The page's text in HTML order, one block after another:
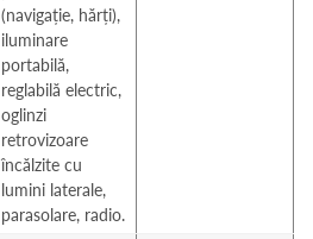
(navigație, hărți),
iluminare
portabilă,
reglabilă electric,
oglinzi
retrovizoare
încălzite cu
lumini laterale,
parasolare, radio.